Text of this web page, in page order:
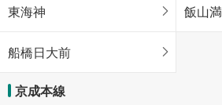
東海神 飯山満
船橋日大前
京成本線